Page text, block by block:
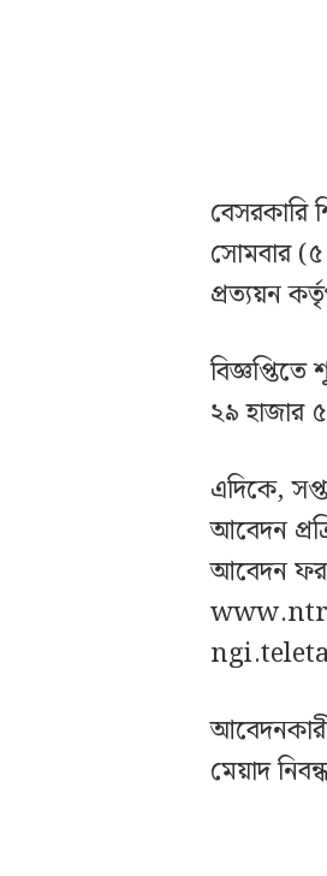
বেসরকারি
সোমবার (৫
প্রত্যয়ন
২৯ হাজার
এদিকে,
আবেদন
আবেদন
মেয়াদ